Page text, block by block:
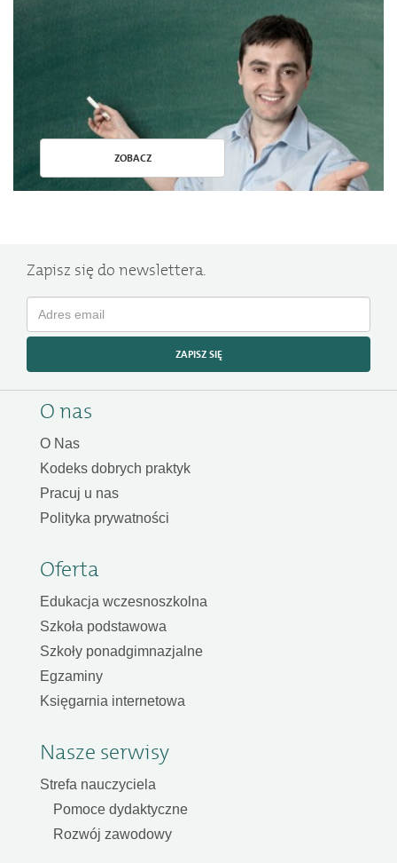
ZOBACZ
Zapisz się do newslettera.
ZAPISZ SIĘ
O nas
O Nas
Kodeks dobrych praktyk
Pracuj u nas
Polityka prywatności
Oferta
Edukacja wczesnoszkolna
Szkoła podstawowa
Szkoły ponadgimnazjalne
Egzaminy
Księgarnia internetowa
Nasze serwisy
Strefa nauczyciela
Pomoce dydaktyczne
Rozwój zawodowy